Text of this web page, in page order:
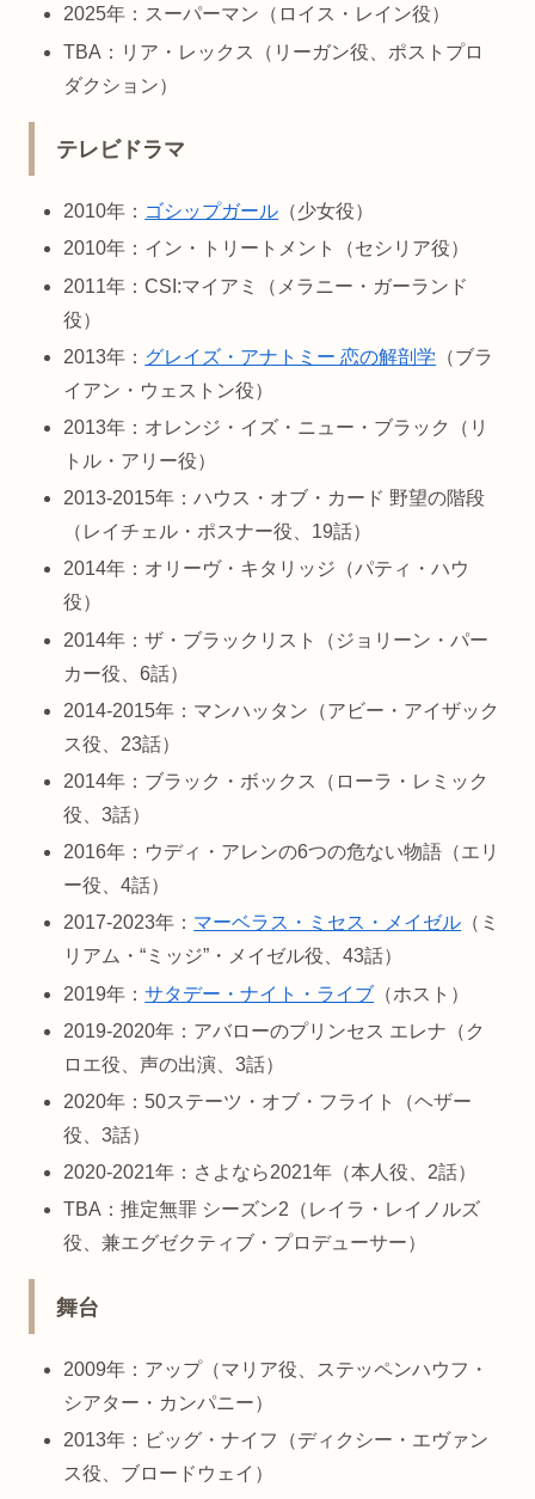
2025年：スーパーマン（ロイス・レイン役）
TBA：リア・レックス（リーガン役、ポストプロ
ダクション）
テレビドラマ
2010年： ゴシップガール （少女役）
2010年：イン・トリートメント（セシリア役）
2011年：CSI:マイアミ（メラニー・ガーランド
役）
2013年： グレイズ・アナトミー 恋の解剖学 （ブラ
イアン・ウェストン役）
2013年：オレンジ・イズ・ニュー・ブラック（リ
トル・アリー役）
2013-2015年：ハウス・オブ・カード 野望の階段
（レイチェル・ポスナー役、19話）
2014年：オリーヴ・キタリッジ（パティ・ハウ
役）
2014年：ザ・ブラックリスト（ジョリーン・パー
カー役、6話）
2014-2015年：マンハッタン（アビー・アイザック
ス役、23話）
2014年：ブラック・ボックス（ローラ・レミック
役、3話）
2016年：ウディ・アレンの6つの危ない物語（エリ
ー役、4話）
2017-2023年： マーベラス・ミセス・メイゼル （ミ
リアム・“ミッジ”・メイゼル役、43話）
2019年：サタデー・ナイト・ライブ （ホスト）
2019-2020年：アバローのプリンセス エレナ（ク
ロエ役、声の出演、3話）
2020年：50ステーツ・オブ・フライト（ヘザー
役、3話）
2020-2021年：さよなら2021年（本人役、2話）
TBA：推定無罪 シーズン2（レイラ・レイノルズ
役、兼エグゼクティブ・プロデューサー）
舞台
2009年：アップ（マリア役、ステッペンハウフ・
シアター・カンパニー）
2013年：ビッグ・ナイフ（ディクシー・エヴァン
ス役、ブロードウェイ）